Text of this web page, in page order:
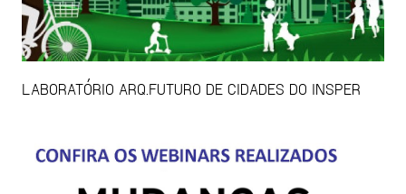
LABORATÓRIO ARQ.FUTURO DE CIDADES DO INSPER